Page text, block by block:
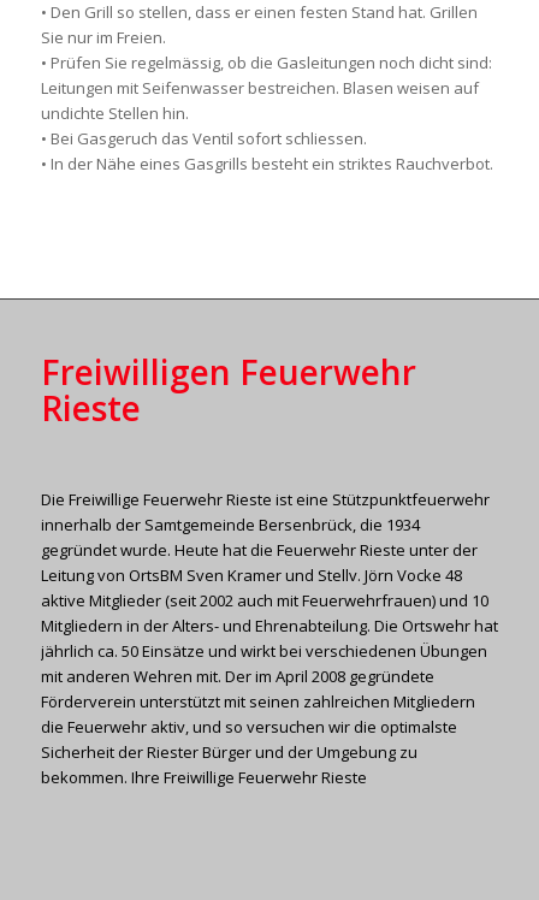
• Den Grill so stellen, dass er einen festen Stand hat. Grillen
Sie nur im Freien.
• Prüfen Sie regelmässig, ob die Gasleitungen noch dicht sind:
Leitungen mit Seifenwasser bestreichen. Blasen weisen auf
undichte Stellen hin.
• Bei Gasgeruch das Ventil sofort schliessen.
• In der Nähe eines Gasgrills besteht ein striktes Rauchverbot.
Freiwilligen Feuerwehr
Rieste
Die Freiwillige Feuerwehr Rieste ist eine Stützpunktfeuerwehr
innerhalb der Samtgemeinde Bersenbrück, die 1934
gegründet wurde. Heute hat die Feuerwehr Rieste unter der
Leitung von OrtsBM Sven Kramer und Stellv. Jörn Vocke 48
aktive Mitglieder (seit 2002 auch mit Feuerwehrfrauen) und 10
Mitgliedern in der Alters- und Ehrenabteilung. Die Ortswehr hat
jährlich ca. 50 Einsätze und wirkt bei verschiedenen Übungen
mit anderen Wehren mit. Der im April 2008 gegründete
Förderverein unterstützt mit seinen zahlreichen Mitgliedern
die Feuerwehr aktiv, und so versuchen wir die optimalste
Sicherheit der Riester Bürger und der Umgebung zu
bekommen. Ihre Freiwillige Feuerwehr Rieste